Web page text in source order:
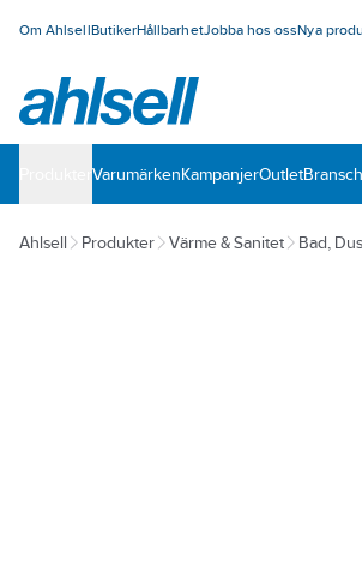
Om AhlsellButikerHållbarhetJobba hos ossNya
VarumärkenKampanjerOutlet
Ahlsell Produkter Värme & Sanitet Bad,